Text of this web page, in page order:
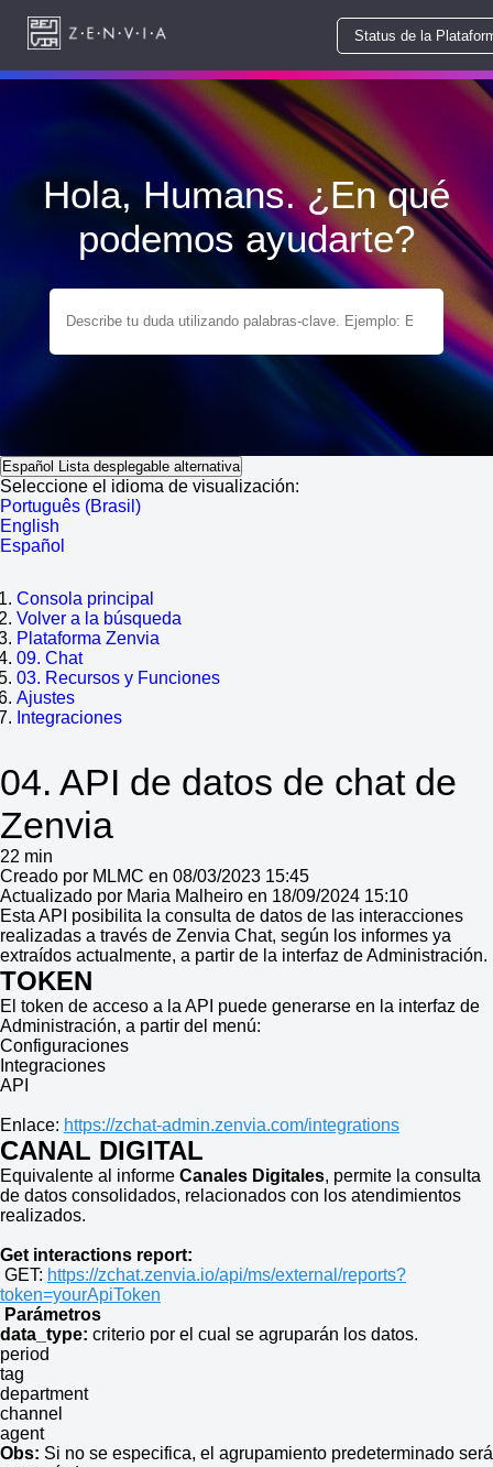
Status de la
Hola, Humans. ¿En qué
podemos ayudarte?
Español Lista desplegable alternativa
Seleccione el idioma de visualización:
Português (Brasil)
English
Español
Consola principal
Volver a la búsqueda
Plataforma Zenvia
09. Chat
03. Recursos y Funciones
Ajustes
Integraciones
04. API de datos de chat de
Zenvia
22 min
Creado por MLMC en 08/03/2023 15:45
Actualizado por Maria Malheiro en 18/09/2024 15:10
Esta API posibilita la consulta de datos de las interacciones
realizadas a través de Zenvia Chat, según los informes ya
extraídos actualmente, a partir de la interfaz de Administración.
TOKEN
El token de acceso a la API puede generarse en la interfaz de
Administración, a partir del menú:
Configuraciones
Integraciones
API
Enlace: https://zchat-admin.zenvia.com/integrations
CANAL DIGITAL
Equivalente al informe Canales Digitales, permite la consulta
de datos consolidados, relacionados con los atendimientos
realizados.
Get interactions report:
GET: https://zchat.zenvia.io/api/ms/external/reports?
token=yourApiToken
Parámetros
data_type: criterio por el cual se agruparán los datos.
period
tag
department
channel
agent
Obs: Si no se especifica, el agrupamiento predeterminado será